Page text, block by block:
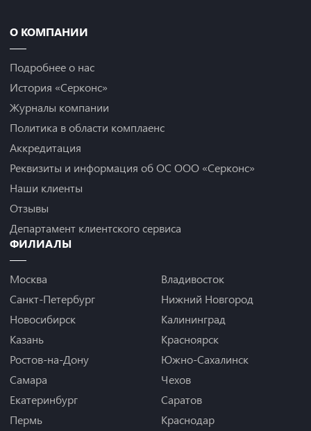
О КОМПАНИИ
Подробнее о нас
История «Серконс»
Журналы компании
Политика в области комплаенс
Аккредитация
Реквизиты и информация об ОС ООО «Серконс»
Наши клиенты
Отзывы
Департамент клиентского сервиса
ФИЛИАЛЫ
Москва
Санкт-Петербург
Новосибирск
Казань
Ростов-на-Дону
Самара
Екатеринбург
Пермь
Владивосток
Нижний Новгород
Калининград
Красноярск
Южно-Сахалинск
Чехов
Саратов
Краснодар